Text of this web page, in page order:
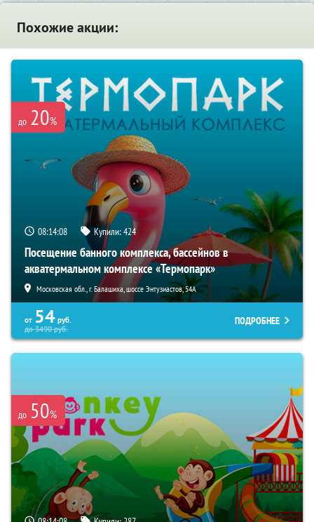
Похожие акции:
до 20%
08:14:07 Купили:424
Посещение банного комплекса, бассейнов в
акватермальном комплексе «Термопарк»
Московская обл., г. Балашиха, шоссе Энтузиастов, 54А
от 54 руб.
до3490руб.
ПОДРОБНЕЕ
до 50%